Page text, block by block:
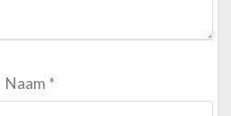
Naam *